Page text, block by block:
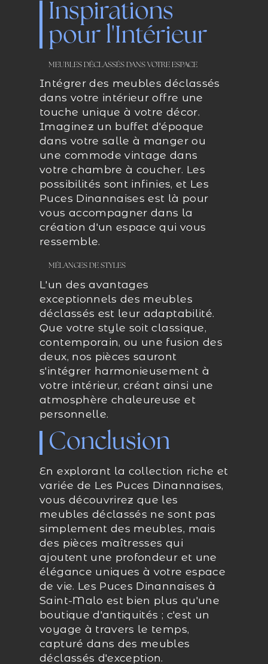
Inspirations
pour l'Intérieur
MEUBLES DÉCLASSÉS DANS VOTRE ESPACE
Intégrer des meubles déclassés
dans votre intérieur offre une
touche unique à votre décor.
Imaginez un buffet d'époque
dans votre salle à manger ou
une commode vintage dans
votre chambre à coucher. Les
possibilités sont infinies, et Les
Puces Dinannaises est là pour
vous accompagner dans la
création d'un espace qui vous
ressemble.
MÉLANGES DE STYLES
L'un des avantages
exceptionnels des meubles
déclassés est leur adaptabilité.
Que votre style soit classique,
contemporain, ou une fusion des
deux, nos pièces sauront
s'intégrer harmonieusement à
votre intérieur, créant ainsi une
atmosphère chaleureuse et
personnelle.
Conclusion
En explorant la collection riche et
variée de Les Puces Dinannaises,
vous découvrirez que les
meubles déclassés ne sont pas
simplement des meubles, mais
des pièces maîtresses qui
ajoutent une profondeur et une
élégance uniques à votre espace
de vie. Les Puces Dinannaises à
Saint-Malo est bien plus qu'une
boutique d'antiquités ; c'est un
voyage à travers le temps,
capturé dans des meubles
déclassés d'exception.